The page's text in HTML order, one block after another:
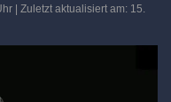
| Zuletzt aktualisiert am: 15.